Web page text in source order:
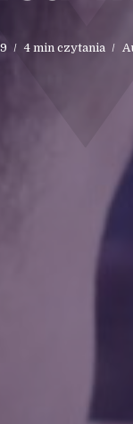
4 min czytania